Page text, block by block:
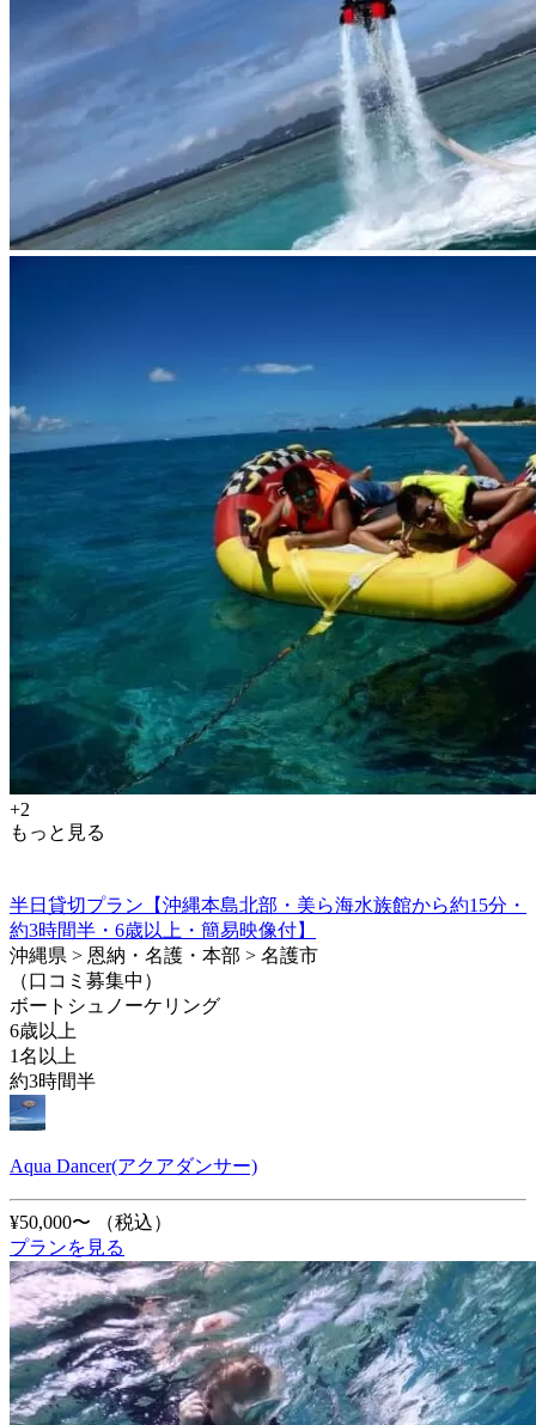
+2
もっと見る
半日貸切プラン【沖縄本島北部・美ら海水族館から約15分・
約3時間半・6歳以上・簡易映像付】
沖縄県 > 恩納・名護・本部 > 名護市
（口コミ募集中）
ボートシュノーケリング
6歳以上
1名以上
約3時間半
Aqua Dancer(アクアダンサー)
¥50,000〜
（税込）
プランを見る